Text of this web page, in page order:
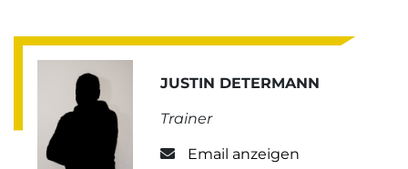
JUSTIN DETERMANN
Trainer
Email anzeigen